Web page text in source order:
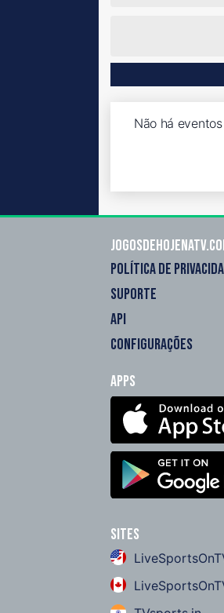
Não há
POLÍTICA DE
SUPORTE
API
CONFIGURAÇÕES
Apps
Sites